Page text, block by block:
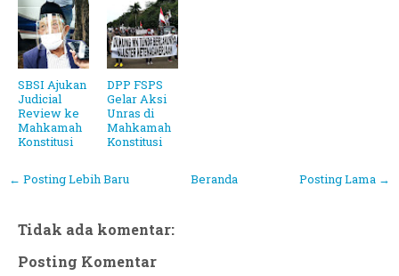
SBSI Ajukan
Judicial
Review ke
Mahkamah
Konstitusi
DPP FSPS
Gelar Aksi
Unras di
Mahkamah
Konstitusi
← Posting Lebih Baru Posting Lama →
Beranda
Tidak ada komentar:
Posting Komentar